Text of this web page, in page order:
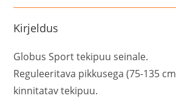
Kirjeldus
Globus Sport tekipuu seinale.
Reguleeritava pikkusega (75-135
kinnitatav tekipuu.